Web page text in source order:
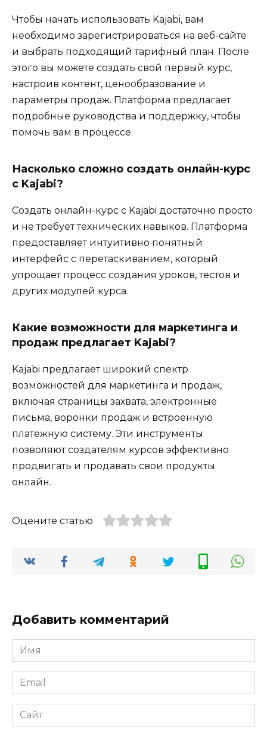
Чтобы начать использовать Kajabi, вам
необходимо зарегистрироваться на веб-сайте
и выбрать подходящий тарифный план. После
этого вы можете создать свой первый курс,
настроив контент, ценообразование и
параметры продаж. Платформа предлагает
подробные руководства и поддержку, чтобы
помочь вам в процессе.
Насколько сложно создать онлайн-курс
с Kajabi?
Создать онлайн-курс с Kajabi достаточно просто
и не требует технических навыков. Платформа
предоставляет интуитивно понятный
интерфейс с перетаскиванием, который
упрощает процесс создания уроков, тестов и
других модулей курса.
Какие возможности для маркетинга и
продаж предлагает Kajabi?
Kajabi предлагает широкий спектр
возможностей для маркетинга и продаж,
включая страницы захвата, электронные
письма, воронки продаж и встроенную
платежную систему. Эти инструменты
позволяют создателям курсов эффективно
продвигать и продавать свои продукты
онлайн.
Оцените статью
Добавить комментарий
Имя
*
Email
*
Сайт